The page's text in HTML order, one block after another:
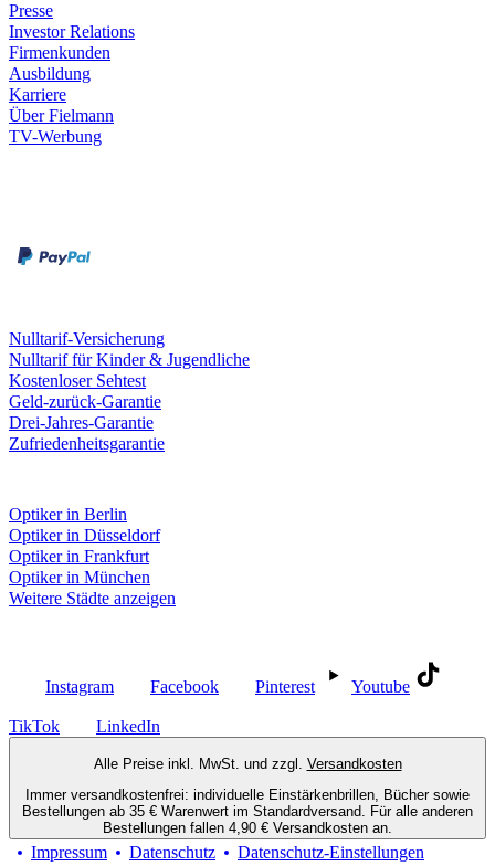
Presse
Investor Relations
Firmenkunden
Ausbildung
Karriere
Über Fielmann
TV-Werbung
Nulltarif-Versicherung
Nulltarif für Kinder & Jugendliche
Kostenloser Sehtest
Geld-zurück-Garantie
Drei-Jahres-Garantie
Zufriedenheitsgarantie
Optiker in Berlin
Optiker in Düsseldorf
Optiker in Frankfurt
Optiker in München
Weitere Städte anzeigen
Instagram Facebook Pinterest Youtube
TikTok LinkedIn
Alle Preise inkl. MwSt. und zzgl. Versandkosten
Immer versandkostenfrei: individuelle Einstärkenbrillen, Bücher sowie
Bestellungen ab 35 € Warenwert im Standardversand. Für alle anderen
Bestellungen fallen 4,90 € Versandkosten an.
Impressum Datenschutz Datenschutz-Einstellungen